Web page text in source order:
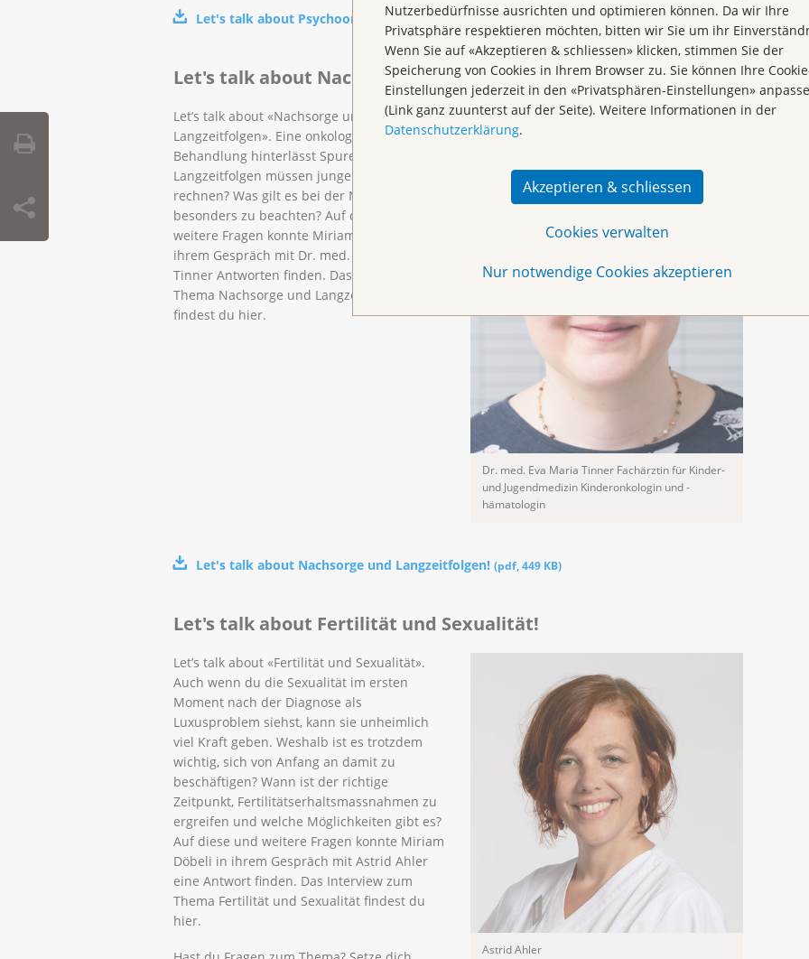
Nutzerbedürfnisse ausrichten und optimieren können. Da wir Ihre
Privatsphäre respektieren möchten, bitten wir Sie um ihr
Wenn Sie auf «Akzeptieren & schliessen» klicken, stimmen Sie der
Speicherung von Cookies in Ihrem Browser zu. Sie können Ihre
Einstellungen jederzeit in den «Privatsphären-Einstellungen»
(Link ganz zuunterst auf der Seite). Weitere Informationen in der
Datenschutzerklärung.
Akzeptieren & schliessen
Cookies verwalten
Nur notwendige Cookies akzeptieren
Let's talk about Psychoonkologie!(pdf,166 KB)
Let's talk about Nachsorge und Langzeitfolgen!
Dr. med. Eva Maria Tinner Fachärztin für Kinder-
und Jugendmedizin Kinderonkologin und -
hämatologin
Let’s talk about «Nachsorge und
Langzeitfolgen». Eine onkologische
Behandlung hinterlässt Spuren. Mit welchen
Langzeitfolgen müssen junge Betroffene
rechnen? Was gilt es bei der Nachsorge
besonders zu beachten? Auf diese und
weitere Fragen konnte Miriam Döbeli in
ihrem Gespräch mit Dr. med. Eva Maria
Tinner Antworten finden. Das Interview zum
Thema Nachsorge und Langzeitfolgen
findest du hier.
Let's talk about Nachsorge und Langzeitfolgen! (pdf,449 KB)
Let's talk about Fertilität und Sexualität!
Astrid Ahler
Let’s talk about «Fertilität und Sexualität».
Auch wenn du die Sexualität im ersten
Moment nach der Diagnose als
Luxusproblem siehst, kann sie unheimlich
viel Kraft geben. Weshalb ist es trotzdem
wichtig, sich von Anfang an damit zu
beschäftigen? Wann ist der richtige
Zeitpunkt, Fertilitätserhaltsmassnahmen zu
ergreifen und welche Möglichkeiten gibt es?
Auf diese und weitere Fragen konnte Miriam
Döbeli in ihrem Gespräch mit Astrid Ahler
eine Antwort finden. Das Interview zum
Thema Fertilität und Sexualität findest du
hier.